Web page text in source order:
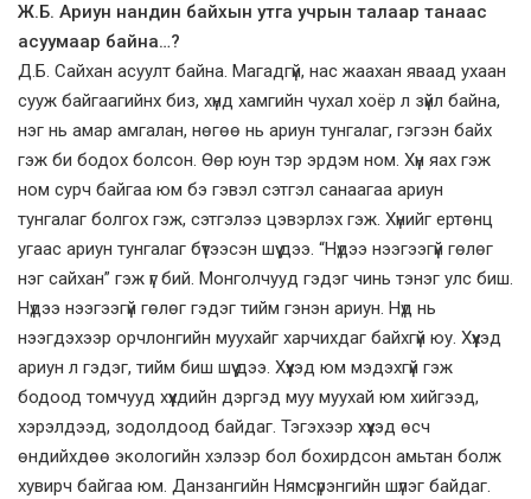
Ж.Б. Ариун нандин байхын утга учрын талаар танаас
асуумаар байна…?
Д.Б. Сайхан асуулт байна. Магадгүй, нас жаахан яваад ухаан
сууж байгаагийнх биз, хүнд хамгийн чухал хоёр л зүйл байна,
нэг нь амар амгалан, нөгөө нь ариун тунгалаг, гэгээн байх
гэж би бодох болсон. Өөр юун тэр эрдэм ном. Хүн яах гэж
ном сурч байгаа юм бэ гэвэл сэтгэл санаагаа ариун
тунгалаг болгох гэж, сэтгэлээ цэвэрлэх гэж. Хүнийг ертөнц
угаас ариун тунгалаг бүтээсэн шүү дээ. “Нүдээ нээгээгүй гөлөг
нэг сайхан” гэж үг бий. Монголчууд гэдэг чинь тэнэг улс биш.
Нүдээ нээгээгүй гөлөг гэдэг тийм гэнэн ариун. Нүд нь
нээгдэхээр орчлонгийн муухайг харчихдаг байхгүй юу. Хүүхэд
ариун л гэдэг, тийм биш шүү дээ. Хүүхэд юм мэдэхгүй гэж
бодоод томчууд хүүхдийн дэргэд муу муухай юм хийгээд,
хэрэлдээд, зодолдоод байдаг. Тэгэхээр хүүхэд өсч
өндийхдөө экологийн хэлээр бол бохирдсон амьтан болж
хувирч байгаа юм. Данзангийн Нямсүрэнгийн шүлэг байдаг.